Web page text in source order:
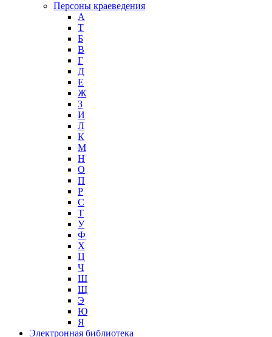
Персоны краеведения
А
T
Б
В
Г
Д
Е
Ж
З
И
Л
К
М
Н
О
П
Р
С
Т
У
Ф
Х
Ц
Ч
Ш
Щ
Э
Ю
Я
Электронная библиотека